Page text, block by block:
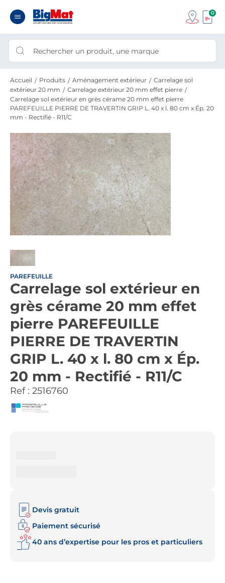
0
Accueil Produits Aménagement extérieur
Carrelage sol
extérieur 20 mm
Carrelage extérieur 20 mm effet pierre
Carrelage sol extérieur en grès cérame 20 mm effet pierre
PAREFEUILLE PIERRE DE TRAVERTIN GRIP L. 40 x l. 80 cm x Ép. 20
mm - Rectifié - R11/C
PAREFEUILLE
Carrelage sol extérieur en
grès cérame 20 mm effet
pierre PAREFEUILLE
PIERRE DE TRAVERTIN
GRIP L. 40 x l. 80 cm x Ép.
20 mm - Rectifié - R11/C
Ref : 2516760
Devis gratuit
Paiement sécurisé
40 ans d’expertise pour les pros et particuliers